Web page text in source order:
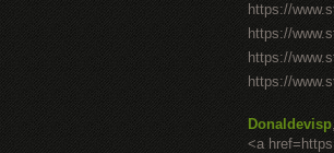
https://
https://
https://
https://
Donaldevisp,
<a